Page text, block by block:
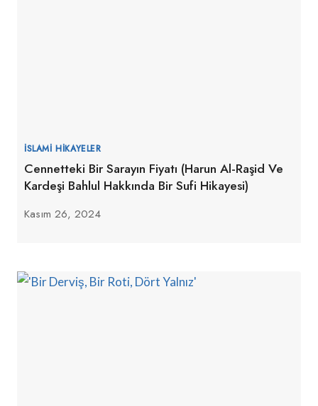
İSLAMI HIKAYELER
Cennetteki Bir Sarayın Fiyatı (Harun Al-Raşid Ve
Kardeşi Bahlul Hakkında Bir Sufi Hikayesi)
Kasım 26, 2024